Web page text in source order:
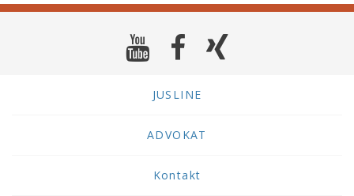
JUSLINE
ADVOKAT
Kontakt